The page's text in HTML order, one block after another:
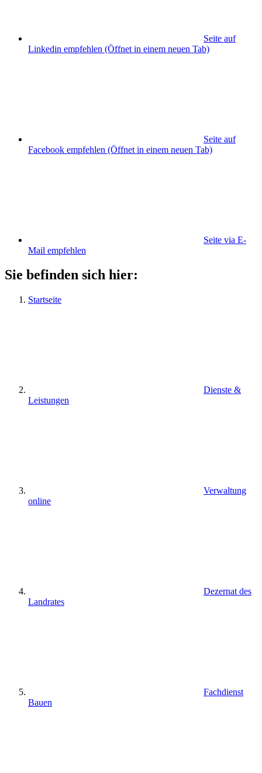
Seite auf
Linkedin empfehlen (Öffnet in einem neuen Tab)
Seite auf
Facebook empfehlen (Öffnet in einem neuen Tab)
Seite via E-
Mail empfehlen
Sie befinden sich hier:
Startseite
Dienste &
Leistungen
Verwaltung
online
Dezernat des
Landrates
Fachdienst
Bauen